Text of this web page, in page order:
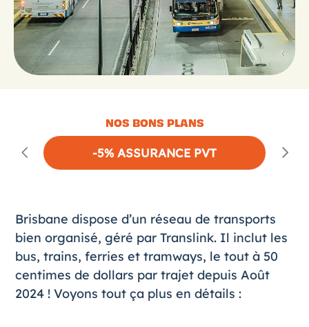
NOS BONS PLANS
-5% ASSURANCE PVT
Brisbane dispose d’un réseau de transports
bien organisé, géré par Translink. Il inclut les
bus, trains, ferries et tramways, le tout à 50
centimes de dollars par trajet depuis Août
2024 ! Voyons tout ça plus en détails :